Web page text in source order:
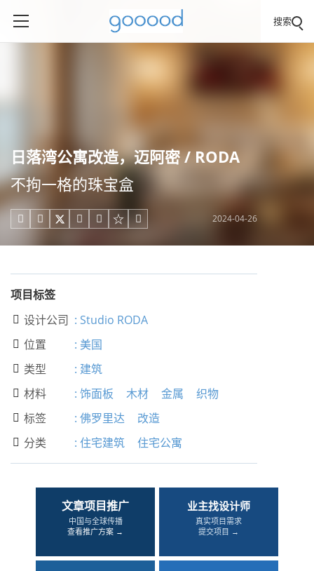
搜索
日落湾公寓改造，迈阿密 / RODA
不拘一格的珠宝盒
     2024-04-26
项目标签
 设计公司 : Studio RODA
 位置 : 美国
 类型 : 建筑
 材料 : 饰面板 木材 金属 织物
 标签 : 佛罗里达 改造
 分类 : 住宅建筑 住宅公寓
文章项目推广
中国与全球传播
查看推广方案 →
业主找设计师
真实项目需求
提交项目 →